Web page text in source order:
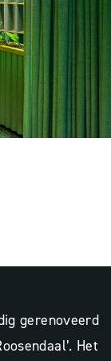
gerenoveerd
Het